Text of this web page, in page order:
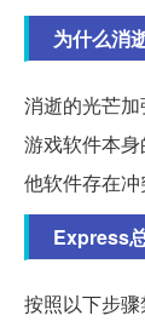
为什么消
消逝的光芒
游戏软件本
他软件存在冲
Express
按照以下步